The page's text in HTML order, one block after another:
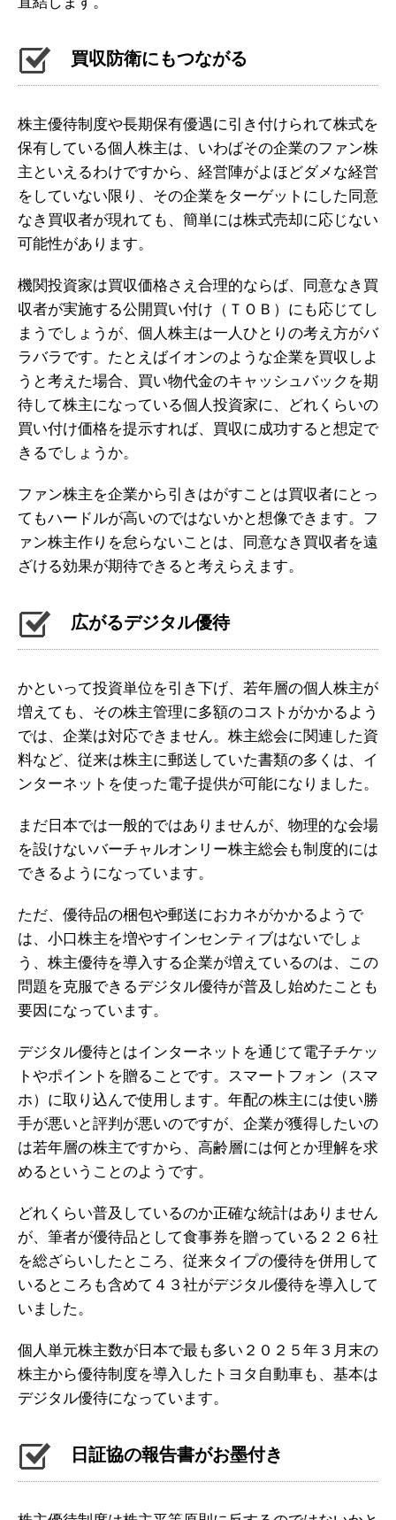
買収防衛にもつながる
株主優待制度や長期保有優遇に引き付けられて株式を
保有している個人株主は、いわばその企業のファン株
主といえるわけですから、経営陣がよほどダメな経営
をしていない限り、その企業をターゲットにした同意
なき買収者が現れても、簡単には株式売却に応じない
可能性があります。
機関投資家は買収価格さえ合理的ならば、同意なき買
収者が実施する公開買い付け（ＴＯＢ）にも応じてし
まうでしょうが、個人株主は一人ひとりの考え方がバ
ラバラです。たとえばイオンのような企業を買収しよ
うと考えた場合、買い物代金のキャッシュバックを期
待して株主になっている個人投資家に、どれくらいの
買い付け価格を提示すれば、買収に成功すると想定で
きるでしょうか。
ファン株主を企業から引きはがすことは買収者にとっ
てもハードルが高いのではないかと想像できます。フ
ァン株主作りを怠らないことは、同意なき買収者を遠
ざける効果が期待できると考えらえます。
広がるデジタル優待
かといって投資単位を引き下げ、若年層の個人株主が
増えても、その株主管理に多額のコストがかかるよう
では、企業は対応できません。株主総会に関連した資
料など、従来は株主に郵送していた書類の多くは、イ
ンターネットを使った電子提供が可能になりました。
まだ日本では一般的ではありませんが、物理的な会場
を設けないバーチャルオンリー株主総会も制度的には
できるようになっています。
ただ、優待品の梱包や郵送におカネがかかるようで
は、小口株主を増やすインセンティブはないでしょ
う、株主優待を導入する企業が増えているのは、この
問題を克服できるデジタル優待が普及し始めたことも
要因になっています。
デジタル優待とはインターネットを通じて電子チケッ
トやポイントを贈ることです。スマートフォン（スマ
ホ）に取り込んで使用します。年配の株主には使い勝
手が悪いと評判が悪いのですが、企業が獲得したいの
は若年層の株主ですから、高齢層には何とか理解を求
めるということのようです。
どれくらい普及しているのか正確な統計はありません
が、筆者が優待品として食事券を贈っている２２６社
を総ざらいしたところ、従来タイプの優待を併用して
いるところも含めて４３社がデジタル優待を導入して
いました。
個人単元株主数が日本で最も多い２０２５年３月末の
株主から優待制度を導入したトヨタ自動車も、基本は
デジタル優待になっています。
日証協の報告書がお墨付き